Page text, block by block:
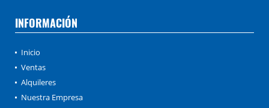
INFORMACIÓN
Inicio
Ventas
Alquileres
Nuestra Empresa